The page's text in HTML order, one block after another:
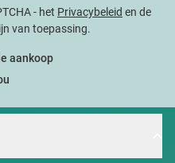
- het Privacybeleid en de
van toepassing.
aankoop